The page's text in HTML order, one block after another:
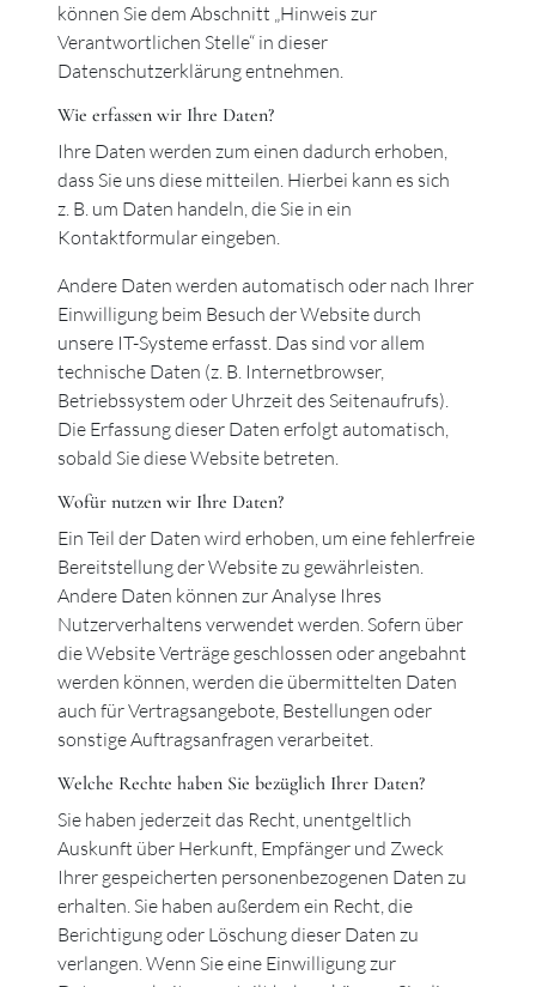
können Sie dem Abschnitt „Hinweis zur
Verantwortlichen Stelle“ in dieser
Datenschutzerklärung entnehmen.
Wie erfassen wir Ihre Daten?
Ihre Daten werden zum einen dadurch erhoben,
dass Sie uns diese mitteilen. Hierbei kann es sich
z. B. um Daten handeln, die Sie in ein
Kontaktformular eingeben.
Andere Daten werden automatisch oder nach Ihrer
Einwilligung beim Besuch der Website durch
unsere IT-Systeme erfasst. Das sind vor allem
technische Daten (z. B. Internetbrowser,
Betriebssystem oder Uhrzeit des Seitenaufrufs).
Die Erfassung dieser Daten erfolgt automatisch,
sobald Sie diese Website betreten.
Wofür nutzen wir Ihre Daten?
Ein Teil der Daten wird erhoben, um eine fehlerfreie
Bereitstellung der Website zu gewährleisten.
Andere Daten können zur Analyse Ihres
Nutzerverhaltens verwendet werden. Sofern über
die Website Verträge geschlossen oder angebahnt
werden können, werden die übermittelten Daten
auch für Vertragsangebote, Bestellungen oder
sonstige Auftragsanfragen verarbeitet.
Welche Rechte haben Sie bezüglich Ihrer Daten?
Sie haben jederzeit das Recht, unentgeltlich
Auskunft über Herkunft, Empfänger und Zweck
Ihrer gespeicherten personenbezogenen Daten zu
erhalten. Sie haben außerdem ein Recht, die
Berichtigung oder Löschung dieser Daten zu
verlangen. Wenn Sie eine Einwilligung zur